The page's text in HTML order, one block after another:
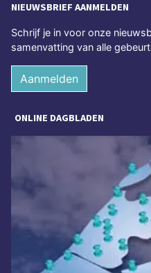
NIEUWSBRIEF AANMELDEN
Schrijf je in voor onze
samenvatting van alle
Aanmelden
ONLINE DAGBLADEN